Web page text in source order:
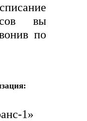
вы
по
1»